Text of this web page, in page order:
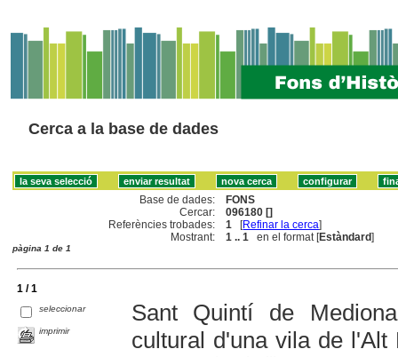
Cerca a la base de dades
Base de dades:
FONS
Cercar:
096180 []
Referències trobades:
1 [Refinar la cerca]
Mostrant:
1 .. 1 en el format [Estàndard]
pàgina 1 de 1
1 / 1
seleccionar
imprimir
Sant Quintí de
cultural d'una vila de l'Alt